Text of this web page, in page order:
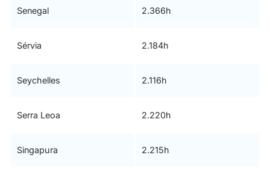
Senegal 2.366h
Sérvia 2.184h
Seychelles 2.116h
Serra Leoa 2.220h
Singapura 2.215h